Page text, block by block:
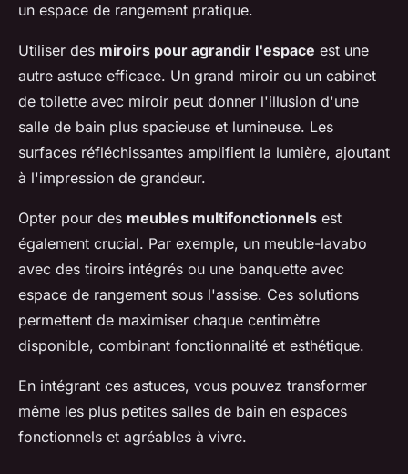
un espace de rangement pratique.
Utiliser des miroirs pour agrandir l'espace est une
autre astuce efficace. Un grand miroir ou un cabinet
de toilette avec miroir peut donner l'illusion d'une
salle de bain plus spacieuse et lumineuse. Les
surfaces réfléchissantes amplifient la lumière, ajoutant
à l'impression de grandeur.
Opter pour des meubles multifonctionnels est
également crucial. Par exemple, un meuble-lavabo
avec des tiroirs intégrés ou une banquette avec
espace de rangement sous l'assise. Ces solutions
permettent de maximiser chaque centimètre
disponible, combinant fonctionnalité et esthétique.
En intégrant ces astuces, vous pouvez transformer
même les plus petites salles de bain en espaces
fonctionnels et agréables à vivre.